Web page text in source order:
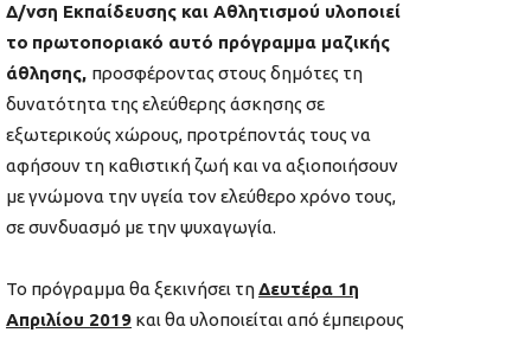
Δ/νση Εκπαίδευσης και Αθλητισμού υλοποιεί
το πρωτοποριακό αυτό πρόγραμμα μαζικής
άθλησης, προσφέροντας στους δημότες τη
δυνατότητα της ελεύθερης άσκησης σε
εξωτερικούς χώρους, προτρέποντάς τους να
αφήσουν τη καθιστική ζωή και να αξιοποιήσουν
με γνώμονα την υγεία τον ελεύθερο χρόνο τους,
σε συνδυασμό με την ψυχαγωγία.
Το πρόγραμμα θα ξεκινήσει τηΔευτέρα 1η
Απριλίου 2019 και θα υλοποιείται από έμπειρους